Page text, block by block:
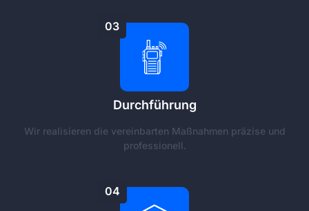
03
Durchführung
Wir realisieren die vereinbarten Maßnahmen präzise und
professionell.
04